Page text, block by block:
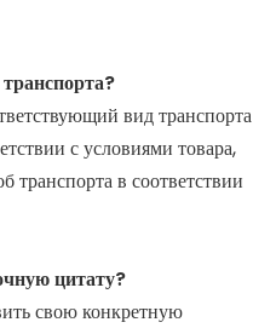
вид транспорта
с условиями товара,
в соответствии
цитату?
свою конкретную